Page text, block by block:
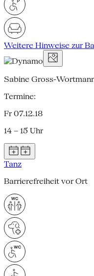
Weitere Hinweise zur
Sabine Gross-
Termine:
Fr 07.12.18
14 – 15 Uhr
Tanz
Barrierefreiheit vor Ort